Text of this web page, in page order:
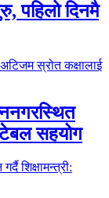
पहिलो दिनमै
टेबल सहयोग